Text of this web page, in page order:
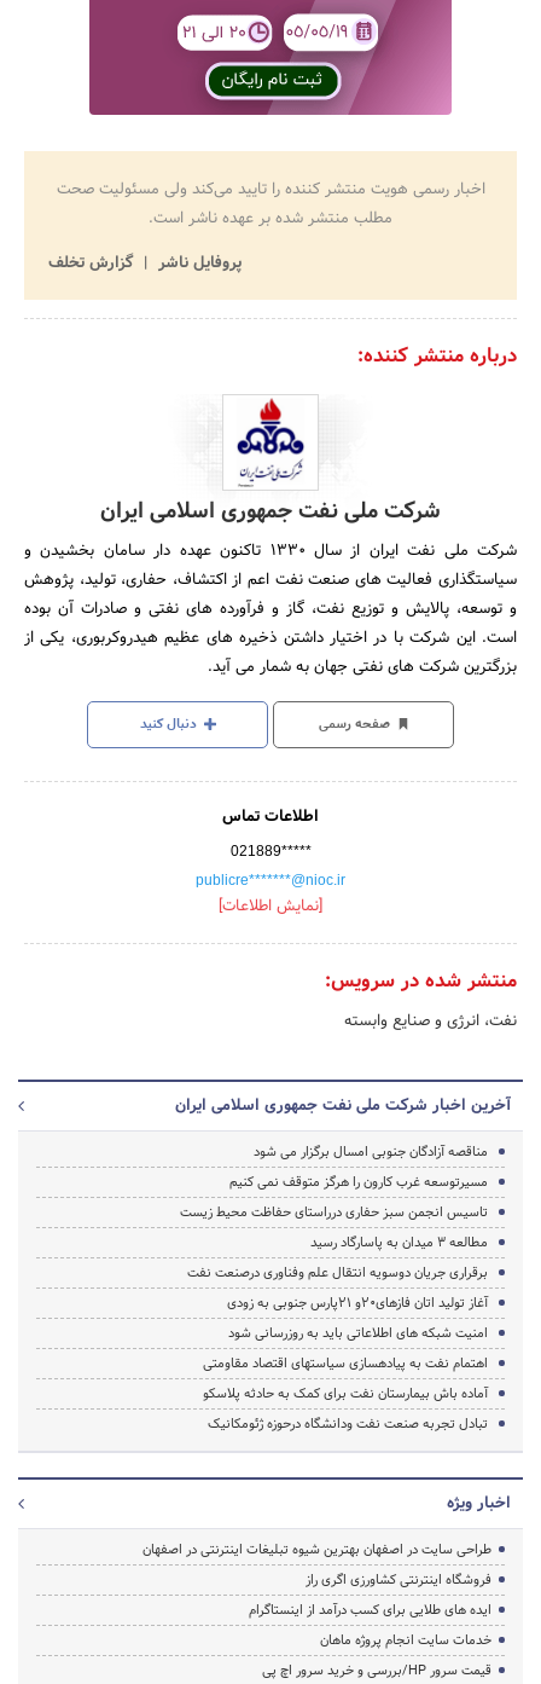
اخبار رسمی هویت منتشر کننده را تایید می‌کند ولی مسئولیت صحت
مطلب منتشر شده بر عهده ناشر است.
پروفایل ناشر
گزارش تخلف
درباره منتشر کننده:
شرکت ملی نفت جمهوری اسلامی ایران
شرکت ملی نفت ایران از سال 1330 تاکنون عهده دار سامان بخشیدن و
سیاستگذاری فعالیت های صنعت نفت اعم از اکتشاف، حفاری، تولید، پژوهش
و توسعه، پالایش و توزیع نفت، گاز و فرآورده های نفتی و صادرات آن بوده
است. این شرکت با در اختیار داشتن ذخیره های عظیم هیدروکربوری، یکی از
بزرگترین شرکت های نفتی جهان به شمار می آید.
صفحه رسمی دنبال کنید
اطلاعات تماس
021889*****
publicre*******@nioc.ir
[نمایش اطلاعات]
منتشر شده در سرویس:
نفت، انرژی و صنایع وابسته
آخرین اخبار شرکت ملی نفت جمهوری اسلامی ایران
مناقصه آزادگان جنوبی امسال برگزار می شود
مسیرتوسعه غرب کارون را هرگز متوقف نمی کنیم
تاسیس انجمن سبز حفاری درراستای حفاظت محیط زیست
مطالعه 3 میدان به پاسارگاد رسید
برقراری جریان دوسویه انتقال علم وفناوری درصنعت نفت
آغاز تولید اتان فازهای20و 21پارس جنوبی به زودی
امنیت شبکه های اطلاعاتی باید به روزرسانی شود
اهتمام نفت به پیاده‎سازی سیاست‎های اقتصاد مقاومتی
آماده باش بیمارستان نفت برای کمک به حادثه پلاسکو
تبادل تجربه صنعت نفت ودانشگاه درحوزه ژئومکانیک
اخبار ویژه
طراحی سایت در اصفهان بهترین شیوه تبلیغات اینترنتی در اصفهان
فروشگاه اینترنتی کشاورزی اگری راز
ایده های طلایی برای کسب درآمد از اینستاگرام
خدمات سایت انجام پروژه ماهان
قیمت سرور HP/بررسی و خرید سرور اچ پی